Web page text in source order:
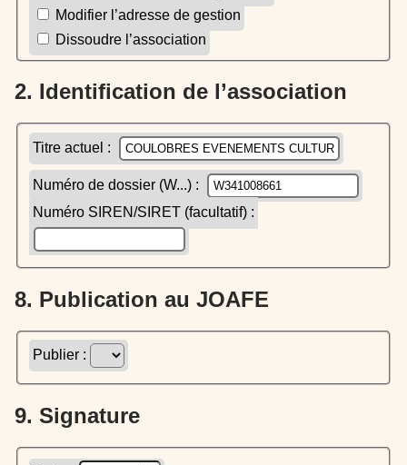
Modifier l’adresse de gestion
Dissoudre l’association
2. Identification de l’association
Titre actuel :
Numéro de dossier (W...) :
Numéro SIREN/SIRET (facultatif) :
8. Publication au JOAFE
Publier :
9. Signature